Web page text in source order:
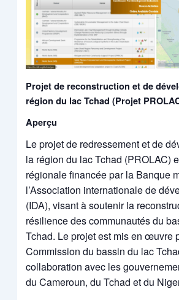
Projet de reconstruction et de
région du lac Tchad (Projet
Aperçu
Le projet de redressement et de
la région du lac Tchad (PROLAC)
régionale financée par la Banque
l’Association internationale de
(IDA), visant à soutenir la
résilience des communautés du
Tchad. Le projet est mis en œuvre
Commission du bassin du lac
collaboration avec les
du Cameroun, du Tchad et du